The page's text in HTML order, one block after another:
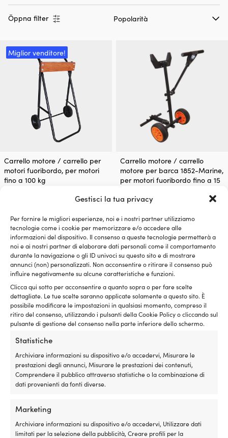
Gestisci la tua privacy
Per fornire le migliori esperienze, noi e i nostri partner utilizziamo
tecnologie come i cookie per memorizzare e/o accedere alle
informazioni del dispositivo. Il consenso a queste tecnologie permetterà a
noi e ai nostri partner di elaborare dati personali come il comportamento
durante la navigazione o gli ID univoci su questo sito e di mostrare
annunci (non) personalizzati. Non acconsentire o ritirare il consenso può
influire negativamente su alcune caratteristiche e funzioni.
Clicca qui sotto per acconsentire a quanto sopra o per fare scelte
dettagliate. Le tue scelte saranno applicate solamente a questo sito. È
possibile modificare le impostazioni in qualsiasi momento, compreso il
ritiro del consenso, utilizzando i pulsanti della Cookie Policy o cliccando sul
pulsante di gestione del consenso nella parte inferiore dello schermo.
Statistiche
Archiviare informazioni su dispositivo e/o accedervi, Misurare le
prestazioni degli annunci, Misurare le prestazioni dei contenuti,
Comprendere il pubblico attraverso statistiche o la combinazione di
dati provenienti da fonti diverse.
Marketing
Archiviare informazioni su dispositivo e/o accedervi, Utilizzare dati
limitati per la selezione della pubblicità, Creare profili per la
Öppna filter
Miglior venditore!
Carrello motore / carrello per
motori fuoribordo, per motori
fino a 100 kg
1 DISPONIBILI (ORDINABILE)
Carrello motore / carrello
motore per barca 1852-Marine,
per motori fuoribordo fino a 15
189,99 €
IVA incl.
DISPONIBILE SU ORDINAZIONE
Carrello motore Professionale,
con supporto serbatoio, per
motori fuoribordo 2 tempi fino
a 150 hp & 4 tempi fino a 115
439,99€
IVA incl.
DISPONIBILE SU ORDINAZIONE